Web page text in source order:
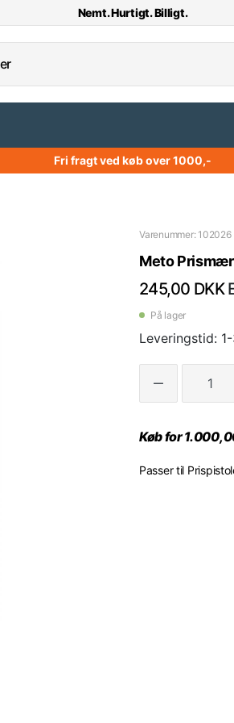
Nemt. Hurtigt. Billigt.
Fri fragt ved køb over 1000,-
Varenummer: 102026
Meto
245,00 DKK
På lager
Leveringstid:
Køb for
Passer til